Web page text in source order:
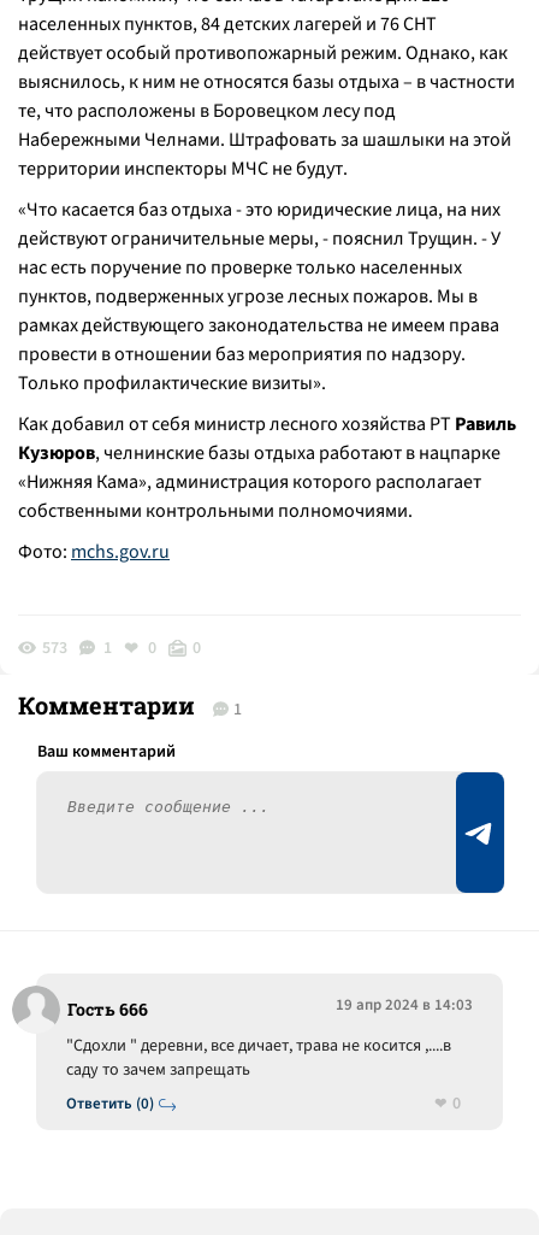
населенных пунктов, 84 детских лагерей и 76 СНТ
действует особый противопожарный режим. Однако, как
выяснилось, к ним не относятся базы отдыха – в частности
те, что расположены в Боровецком лесу под
Набережными Челнами. Штрафовать за шашлыки на этой
территории инспекторы МЧС не будут.
«Что касается баз отдыха - это юридические лица, на них
действуют ограничительные меры, - пояснил Трущин. - У
нас есть поручение по проверке только населенных
пунктов, подверженных угрозе лесных пожаров. Мы в
рамках действующего законодательства не имеем права
провести в отношении баз мероприятия по надзору.
Только профилактические визиты».
Как добавил от себя министр лесного хозяйства РТ Равиль
Кузюров, челнинские базы отдыха работают в нацпарке
«Нижняя Кама», администрация которого располагает
собственными контрольными полномочиями.
Фото: mchs.gov.ru
573 1 0 0
Комментарии 1
Гость 666 19 апр 2024 в 14:03
Ответить (0)
"Сдохли " деревни, все дичает, трава не косится ,....в
саду то зачем запрещать
0